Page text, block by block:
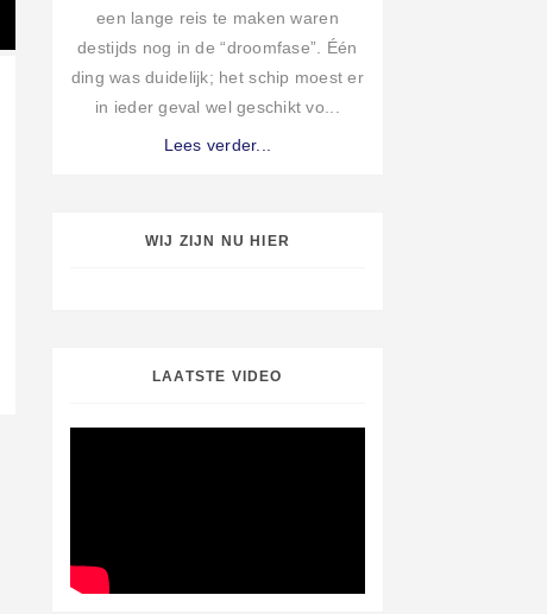
een lange reis te maken waren
destijds nog in de “droomfase”. Één
ding was duidelijk; het schip moest er
in ieder geval wel geschikt vo...
Lees verder...
WIJ ZIJN NU HIER
LAATSTE VIDEO